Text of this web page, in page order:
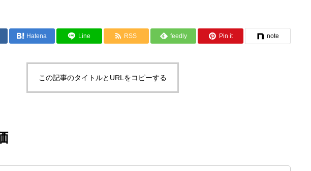
Hatena Line RSS feedly Pin it note
この記事のタイトルとURLをコピーする